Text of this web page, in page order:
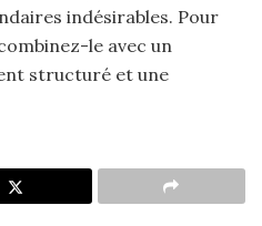
indésirables. Pour
le avec un
structuré et une